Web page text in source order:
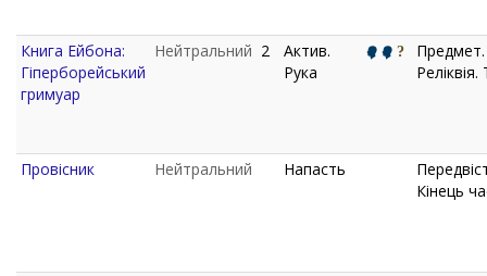
Книга Ейбона:
Гіперборейський
гримуар
Нейтральний 2
Актив.
Рука
Предмет.
Провісник Нейтральний Напасть
Кінець